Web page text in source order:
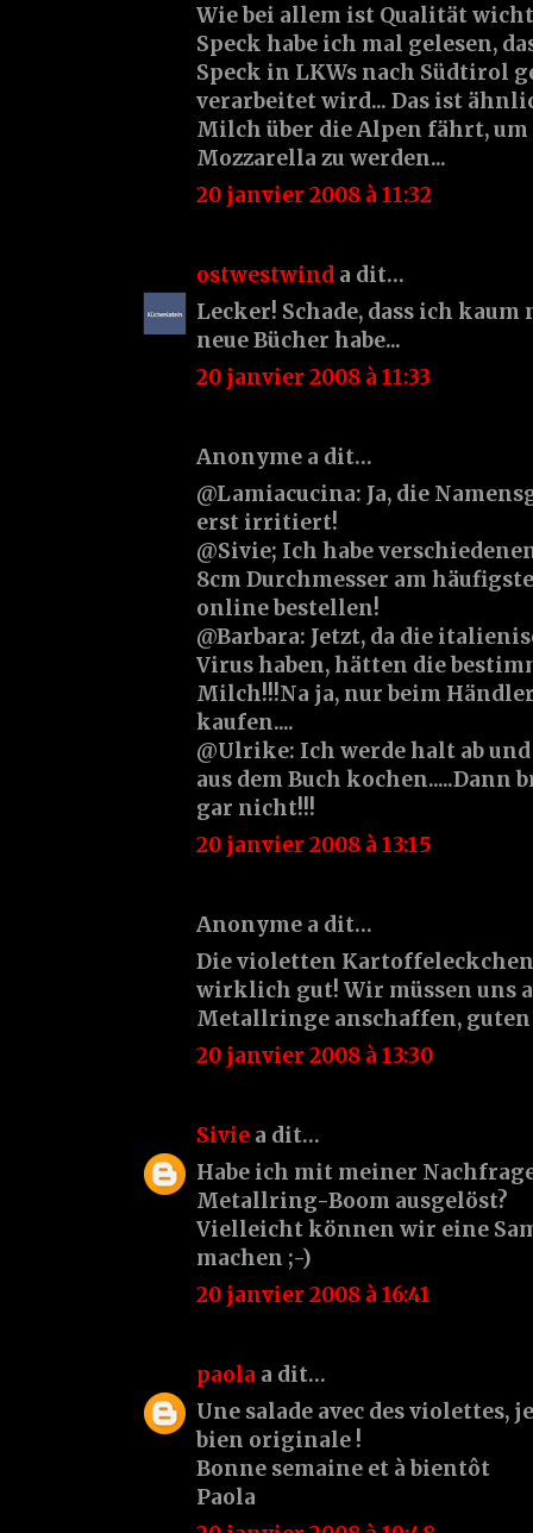
Wie bei allem ist Qualität
Speck habe ich mal gelesen,
Speck in LKWs nach Südtirol
verarbeitet wird... Das ist
Milch über die Alpen fährt,
Mozzarella zu werden...
20 janvier 2008 à 11:32
ostwestwind a dit…
Lecker! Schade, dass ich
neue Bücher habe...
20 janvier 2008 à 11:33
Anonyme a dit…
@Lamiacucina: Ja, die
erst irritiert!
@Sivie; Ich habe
8cm Durchmesser am
online bestellen!
@Barbara: Jetzt, da die
Virus haben, hätten die
Milch!!!Na ja, nur beim
kaufen....
@Ulrike: Ich werde halt ab
aus dem Buch kochen.....Dann
gar nicht!!!
20 janvier 2008 à 13:15
Anonyme a dit…
Die violetten
wirklich gut! Wir müssen uns
Metallringe anschaffen, guten
20 janvier 2008 à 13:30
Sivie a dit…
Habe ich mit meiner
Metallring-Boom ausgelöst?
Vielleicht können wir eine
machen ;-)
20 janvier 2008 à 16:41
paola a dit…
Une salade avec des violettes,
bien originale !
Bonne semaine et à bientôt
Paola